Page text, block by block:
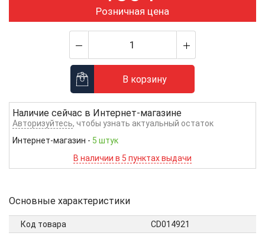
Розничная цена
В корзину
Наличие сейчас в Интернет-магазине
Авторизуйтесь, чтобы узнать актуальный остаток
Интернет-магазин - 5 штук
В наличии в 5 пунктах выдачи
Основные характеристики
Код товара
CD014921